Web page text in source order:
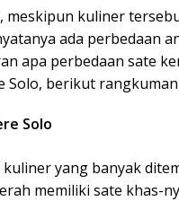
meskipun kuliner
ada perbedaan
apa perbedaan sate
Solo, berikut
Solo
kuliner yang banyak
memiliki sate khas-